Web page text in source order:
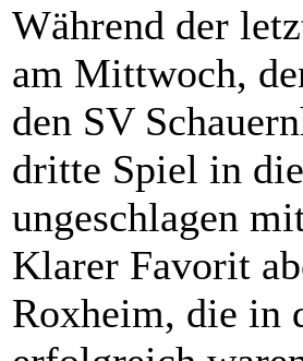
Während der
am Mittwoch,
den SV
dritte Spiel in
ungeschlagen
Klarer Favorit
Roxheim, die in